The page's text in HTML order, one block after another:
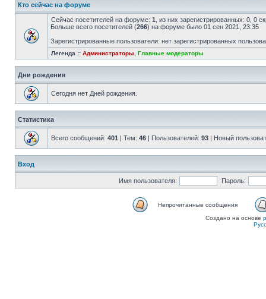
Кто сейчас на форуме
Сейчас посетителей на форуме: 1 , из них зарегистрированных: 0, 0
Больше всего посетителей (266) на форуме было 01 сен 2021, 23:35
Зарегистрированные пользователи: нет зарегистрированных
Легенда :: Администраторы Главные модераторы
Дни рождения
Сегодня нет Дней рождения.
Статистика
Всего сообщений: 401 | Тем: 46 | Пользователей: 93 | Новый
Вход
Имя пользователя: Пароль:
Непрочитанные сообщения
Создано на основе